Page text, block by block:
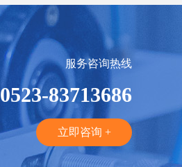
服务咨询热线
0523-83713686
立即咨询 +